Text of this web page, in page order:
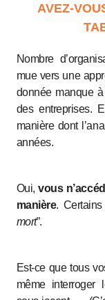
AVEZ-
Nombre d’organisations n’ont toujours pas entamé leur
mue vers une
donnée manque
des entreprises.
manière dont
années.
Oui,vous
manière.
mort”.
Est-ce que tous
même interroger